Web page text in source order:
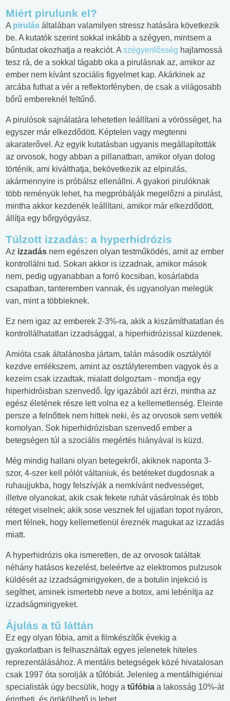
Miért pirulunk el?
A pirulás általában valamilyen stressz hatására következik
be. A kutatók szerint sokkal inkább a szégyen, mintsem a
bűntudat okozhatja a reakciót. A szégyenlősség hajlamossá
tesz rá, de a sokkal tágabb oka a pirulásnak az, amikor az
ember nem kívánt szociális figyelmet kap. Akárkinek az
arcába futhat a vér a reflektorfényben, de csak a világosabb
bőrű embereknél feltűnő.
A pirulósok sajnálatára lehetetlen leállítani a vörösséget, ha
egyszer már elkezdődött. Képtelen vagy megtenni
akaraterővel. Az egyik kutatásban ugyanis megállapították
az orvosok, hogy abban a pillanatban, amikor olyan dolog
történik, ami kiválthatja, bekövetkezik az elpirulás,
akármennyire is próbálsz ellenállni. A gyakori pirulóknak
több reményük lehet, ha megpróbálják megelőzni a pirulást,
mintha akkor kezdenék leállítani, amikor már elkezdődött,
állítja egy bőrgyógyász.
Túlzott izzadás: a hyperhidrózis
Az izzadás nem egészen olyan testműködés, amit az ember
kontrollálni tud. Sokan akkor is izzadnak, amikor mások
nem, pedig ugyanabban a forró kocsiban, kosárlabda
csapatban, tanteremben vannak, és ugyanolyan melegük
van, mint a többieknek.
Ez nem igaz az emberek 2-3%-ra, akik a kiszámíthatatlan és
kontrollálhatatlan izzadsággal, a hiperhidrózissal küzdenek.
Amióta csak általánosba jártam, talán második osztálytól
kezdve emlékszem, amint az osztályteremben vagyok és a
kezeim csak izzadtak, mialatt dolgoztam - mondja egy
hiperhidróisban szenvedő. Így igazából azt érzi, mintha az
egész életének része lett volna ez a kellemetlenség. Eleinte
persze a felnőttek nem hittek neki, és az orvosok sem vették
komolyan. Sok hiperhidrózisban szenvedő ember a
betegségen túl a szociális megértés hiányával is küzd.
Még mindig hallani olyan betegekről, akiknek naponta 3-
szor, 4-szer kell pólót váltaniuk, és betéteket dugdosnak a
ruhaujjukba, hogy felszívják a nemkívánt nedvességet,
illetve olyanokat, akik csak fekete ruhát vásárolnak és több
réteget viselnek; akik sose vesznek fel ujjatlan topot nyáron,
mert félnek, hogy kellemetlenül éreznék magukat az izzadás
miatt.
A hyperhidrózis oka ismeretlen, de az orvosok találtak
néhány hatásos kezelést, beleértve az elektromos pulzusok
küldését az izzadságmirigyeken, de a botulin injekció is
segíthet, aminek ismertebb neve a botox, ami lebénítja az
izzadságmirigyeket.
Ájulás a tű láttán
Ez egy olyan fóbia, amit a filmkészítők évekig a
gyakorlatban is felhasználtak egyes jelenetek hiteles
reprezentálásához. A mentális betegségek közé hivatalosan
csak 1997 óta sorolják a tűfóbiát. Jelenleg a mentálhigiéniai
specialisták úgy becsülik, hogy a tűfóbia a lakosság 10%-át